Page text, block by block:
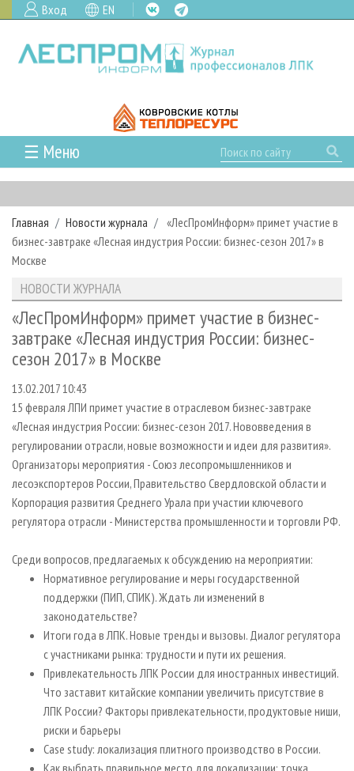
Вход EN
☰ Меню
ГЛАВНАЯ
РУБРИКИ И ТЕМЫ
РУБРИКИ ЖУРНАЛА
ЛЕСНОЕ ХОЗЯЙСТВО
ЛЕСОЗАГОТОВКА
ЛЕСОПИЛЕНИЕ
ДЕРЕВООБРАБОТКА
СУШКА ДРЕВЕСИНЫ
ПРОИЗВОДСТВО ДРЕВЕСНЫХ ПЛИТ
ДЕРЕВЯННОЕ ДОМОСТРОЕНИЕ
ПРОИЗВОДСТВО МЕБЕЛИ
БИОЭНЕРГЕТИКА
ЦБП
ИНСТРУМЕНТ И МАТЕРИАЛЫ
НОВОСТИ
КАЛЕНДАРЬ СОБЫТИЙ
НОВОСТИ ЛПК
НОВОСТИ ЖУРНАЛА
НОВОСТИ КОМПАНИЙ
ПРОЕКТЫ ЛПИ
АНАЛИТИКА
ПРЕДПРИЯТИЯ ЛПК
ЛЕСНЫЕ РЕГИОНЫ РОССИИ
ПЕРСОНЫ
МОБИЛЬНЫЕ ВЫСТАВКИ
ОФИЦИАЛЬНЫЕ ДЕЛЕГАЦИИ
ПРИОРИТЕТНЫЕ ИНВЕСТПРОЕКТЫ
RUSSIAN FORESTRY REVIEW
ГАЗЕТА ЛЕСПРОМФОРУМ
БИБЛИОТЕКА СПЕЦИАЛИСТА
АРХИВ
АРХИВ ЖУРНАЛОВ
СТАТЬИ
О ЖУРНАЛЕ
ПОДПИСКА
КОНТАКТЫ
РЕКЛАМОДАТЕЛЯМ
РЕКЛАМА
РЕКЛАМА НА САЙТЕ
Главная Новости журнала
«ЛесПромИнформ» примет участие в
бизнес-завтраке «Лесная индустрия России: бизнес-сезон 2017» в
Москве
НОВОСТИ ЖУРНАЛА
«ЛесПромИнформ» примет участие в бизнес-
завтраке «Лесная индустрия России: бизнес-
сезон 2017» в Москве
13.02.2017 10:43
15 февраля ЛПИ примет участие в отраслевом бизнес-завтраке
«Лесная индустрия России: бизнес-сезон 2017. Нововведения в
регулировании отрасли, новые возможности и идеи для развития».
Организаторы мероприятия - Союз лесопромышленников и
лесоэкспортеров России, Правительство Свердловской области и
Корпорация развития Среднего Урала при участии ключевого
регулятора отрасли - Министерства промышленности и торговли РФ.
Среди вопросов, предлагаемых к обсуждению на мероприятии:
Нормативное регулирование и меры государственной
поддержки (ПИП, СПИК). Ждать ли изменений в
законодательстве?
Итоги года в ЛПК. Новые тренды и вызовы. Диалог регулятора
с участниками рынка: трудности и пути их решения.
Привлекательность ЛПК России для иностранных инвестиций.
Что заставит китайские компании увеличить присутствие в
ЛПК России? Факторы привлекательности, продуктовые ниши,
риски и барьеры
Case study: локализация плитного производство в России.
Как выбрать правильное место для локализации: точка